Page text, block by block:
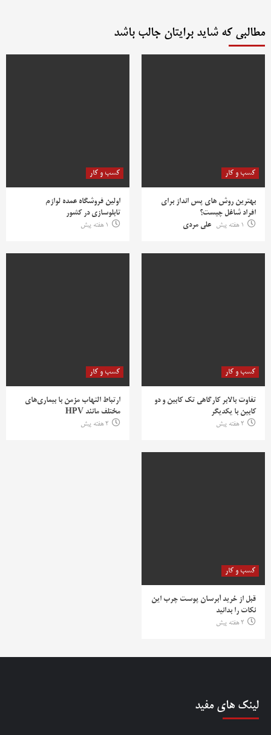
مطالبی که شاید برایتان جالب باشد
کسب و کار
بهترین روش‌ های پس‌ انداز برای
افراد شاغل چیست؟
1 هفته پیش
علی مردی
کسب و کار
اولین فروشگاه عمده لوازم
تابلوسازی در کشور
1 هفته پیش
کسب و کار
تفاوت بالابر کارگاهی تک کابین و دو
کابین با یکدیگر
2 هفته پیش
کسب و کار
ارتباط التهاب مزمن با بیماری‌های
مختلف مانند HPV
2 هفته پیش
کسب و کار
قبل از خرید آبرسان پوست چرب این
نکات را بدانید
2 هفته پیش
لینک های مفید